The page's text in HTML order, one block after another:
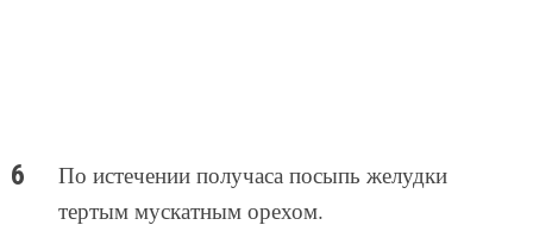
По истечении получаса посыпь желудки
тертым мускатным орехом.